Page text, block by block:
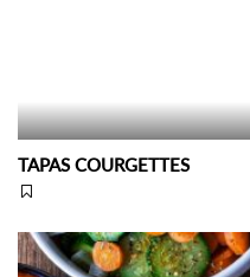
TAPAS COURGETTES